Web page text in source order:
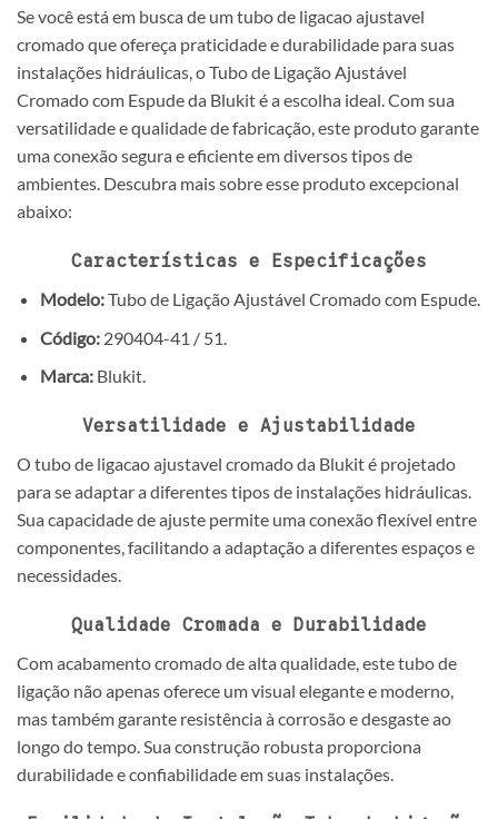
Se você está em busca de um tubo de ligacao ajustavel
cromado que ofereça praticidade e durabilidade para suas
instalações hidráulicas, o Tubo de Ligação Ajustável
Cromado com Espude da Blukit é a escolha ideal. Com sua
versatilidade e qualidade de fabricação, este produto garante
uma conexão segura e eficiente em diversos tipos de
ambientes. Descubra mais sobre esse produto excepcional
abaixo:
Características e Especificações
Modelo:Tubo de Ligação Ajustável Cromado com Espude.
Código:290404-41 / 51.
Marca:Blukit.
Versatilidade e Ajustabilidade
O tubo de ligacao ajustavel cromado da Blukit é projetado
para se adaptar a diferentes tipos de instalações hidráulicas.
Sua capacidade de ajuste permite uma conexão flexível entre
componentes, facilitando a adaptação a diferentes espaços e
necessidades.
Qualidade Cromada e Durabilidade
Com acabamento cromado de alta qualidade, este tubo de
ligação não apenas oferece um visual elegante e moderno,
mas também garante resistência à corrosão e desgaste ao
longo do tempo. Sua construção robusta proporciona
durabilidade e confiabilidade em suas instalações.